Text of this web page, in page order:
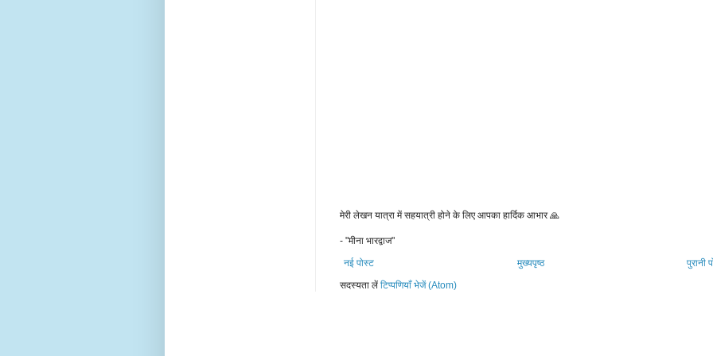
मेरी लेखन यात्रा में सहयात्री होने के लिए आपका हार्दिक आभार 🙏
- "मीना भारद्वाज"
नई पोस्ट
पुरानी
मुख्यपृष्ठ
सदस्यता लें टिप्पणियाँ भेजें (Atom)